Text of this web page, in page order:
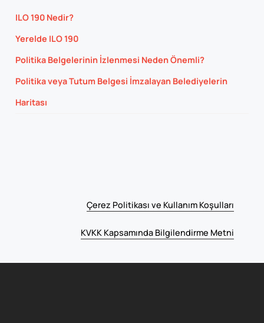
ILO 190 Nedir?
Yerelde ILO 190
Politika Belgelerinin İzlenmesi Neden Önemli?
Politika veya Tutum Belgesi İmzalayan Belediyelerin
Haritası
Çerez Politikası ve Kullanım Koşulları
KVKK Kapsamında Bilgilendirme Metni